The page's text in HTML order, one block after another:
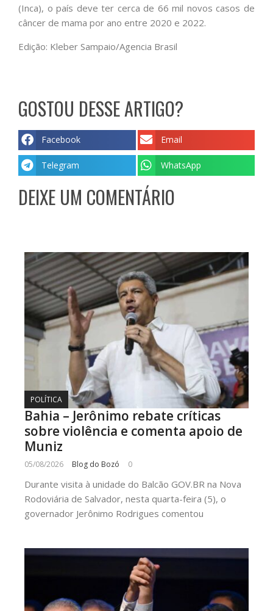
(Inca), o país deve ter cerca de 66 mil novos casos de
câncer de mama por ano entre 2020 e 2022.
Edição: Kleber Sampaio/Agencia Brasil
GOSTOU DESSE ARTIGO?
Facebook Email
Telegram WhatsApp
DEIXE UM COMENTÁRIO
POLÍTICA
Bahia – Jerônimo rebate críticas
sobre violência e comenta apoio de
Muniz
05/08/2026 Blog do Bozó 0
Durante visita à unidade do Balcão GOV.BR na Nova
Rodoviária de Salvador, nesta quarta-feira (5), o
governador Jerônimo Rodrigues comentou